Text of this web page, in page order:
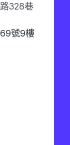
328巷
號9樓